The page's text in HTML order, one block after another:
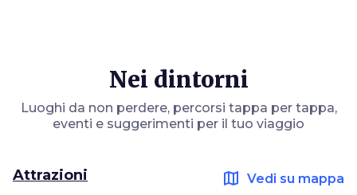
Nei dintorni
Luoghi da non perdere, percorsi tappa per tappa,
eventi e suggerimenti per il tuo viaggio
Attrazioni map Vedi su mappa